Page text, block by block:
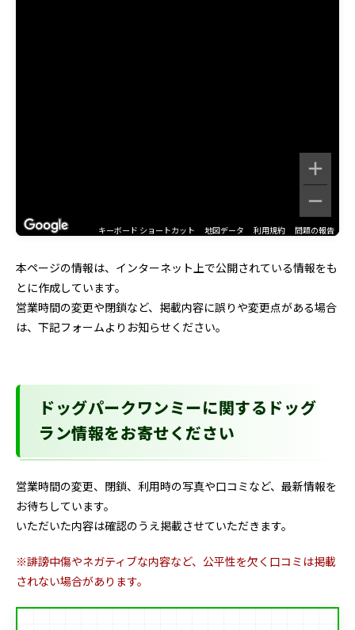
キーボード ショートカット 地図データ 利用規約 問題の報告
本ページの情報は、インターネット上で公開されている情報をも
とに作成しています。
営業時間の変更や閉鎖など、掲載内容に誤りや変更点がある場合
は、下記フォームよりお知らせください。
ドッグパークワンミーに関するドッグ
ラン情報をお寄せください
営業時間の変更、閉鎖、利用時の写真や口コミなど、最新情報を
お待ちしています。
いただいた内容は確認のうえ掲載させていただきます。
※誹謗中傷やネガティブな内容など、公平性を欠く口コミは掲載
されない場合があります。